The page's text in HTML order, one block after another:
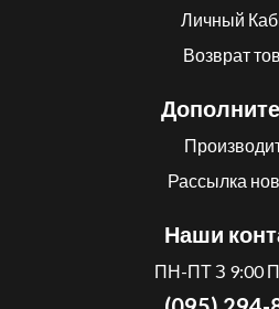
Личный
Возврат
Рассылка
Наши
ПН-ПТ З 9:00